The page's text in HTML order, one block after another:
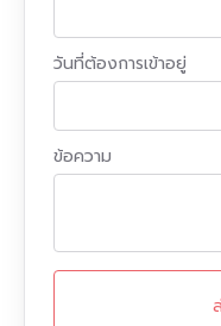
วันที่ต้องการเข้าอยู่
ข้อความ